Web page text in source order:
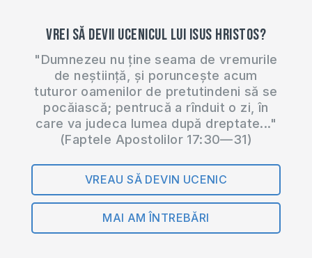
Vrei să devii ucenicul lui Isus Hristos?
"Dumnezeu nu ține seama de vremurile
de neștiință, și poruncește acum
tuturor oamenilor de pretutindeni să se
pocăiască; pentrucă a rînduit o zi, în
care va judeca lumea după dreptate..."
(Faptele Apostolilor 17:30—31)
VREAU SĂ DEVIN UCENIC
MAI AM ÎNTREBĂRI